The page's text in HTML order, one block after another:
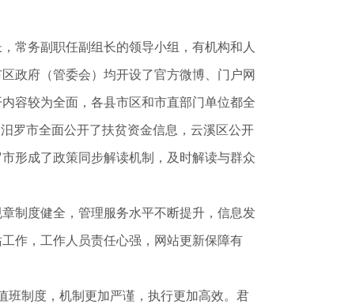
常务副职任副组长的领导小组，有机构和人
政府（管委会）均开设了官方微博、门户网
容较为全面，各县市区和市直部门单位都全
罗市全面公开了扶贫资金信息，云溪区公开
形成了政策同步解读机制，及时解读与群众
制度健全，管理服务水平不断提升，信息发
作，工作人员责任心强，网站更新保障有
班制度，机制更加严谨，执行更加高效。君